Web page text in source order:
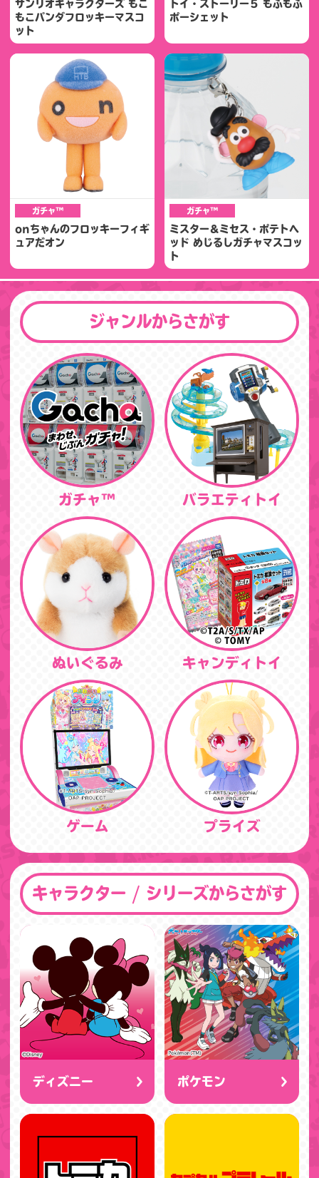
サンリオキャラクターズ もこ
もこパンダフロッキーマスコ
ット
トイ・ストーリー５ もふもふ
ポーシェット
ガチャ™
onちゃんのフロッキーフィギ
ュアだオン
ガチャ™
ミスター＆ミセス・ポテトヘ
ッド めじるしガチャマスコッ
ト
ジャンルからさがす
ガチャ™ バラエティトイ
ぬいぐるみ キャンディトイ
ゲーム プライズ
キャラクター / シリーズからさがす
ディズニー ポケモン